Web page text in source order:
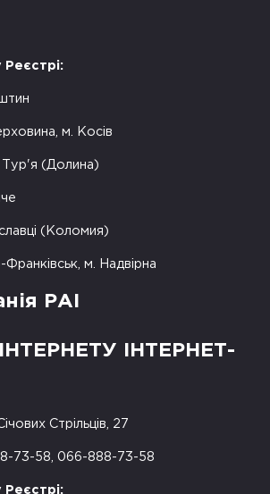
Реєстрі:
м. Косів
Тур'я (Долина)
(Коломия)
Франківськ, м. Надвірна
РАІ
ІНТЕРНЕТ-
Стрільців, 27
73-58, 066-888-73-58
Реєстрі: